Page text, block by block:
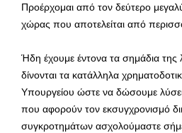
Προέρχομαι από τον δεύτερο
χώρας που αποτελείται από
Ήδη έχουμε έντονα τα σημάδια της
δίνονται τα κατάλληλα
Υπουργείου ώστε να δώσουμε
που αφορούν τον εκσυγχρονισμό
συγκροτημάτων ασχολούμαστε